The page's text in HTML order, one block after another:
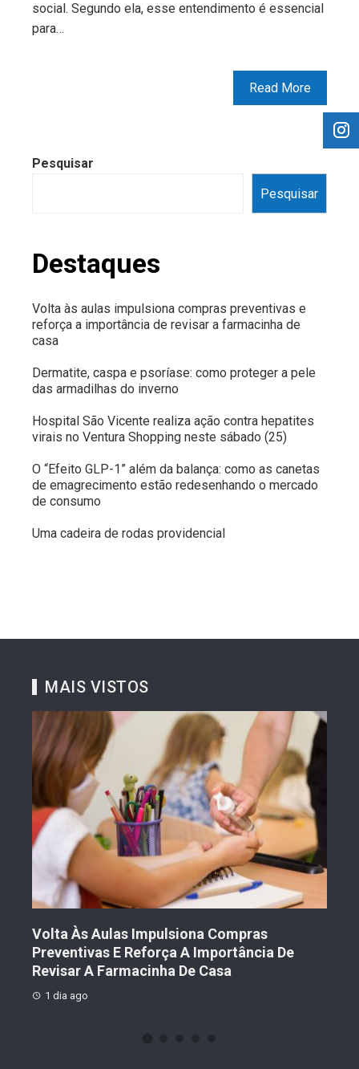
social. Segundo ela, esse entendimento é essencial
para…
Read More
Pesquisar
Pesquisar
Destaques
Volta às aulas impulsiona compras preventivas e
reforça a importância de revisar a farmacinha de
casa
Dermatite, caspa e psoríase: como proteger a pele
das armadilhas do inverno
Hospital São Vicente realiza ação contra hepatites
virais no Ventura Shopping neste sábado (25)
O “Efeito GLP-1” além da balança: como as canetas
de emagrecimento estão redesenhando o mercado
de consumo
Uma cadeira de rodas providencial
MAIS VISTOS
Volta Às Aulas Impulsiona Compras
Preventivas E Reforça A Importância De
Revisar A Farmacinha De Casa
1 dia ago